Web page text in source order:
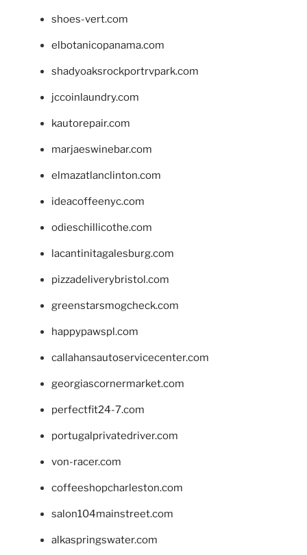
shoes-vert.com
elbotanicopanama.com
shadyoaksrockportrvpark.com
jccoinlaundry.com
kautorepair.com
marjaeswinebar.com
elmazatlanclinton.com
ideacoffeenyc.com
odieschillicothe.com
lacantinitagalesburg.com
pizzadeliverybristol.com
greenstarsmogcheck.com
happypawspl.com
callahansautoservicecenter.com
georgiascornermarket.com
perfectfit24-7.com
portugalprivatedriver.com
von-racer.com
coffeeshopcharleston.com
salon104mainstreet.com
alkaspringswater.com